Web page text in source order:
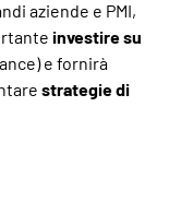
aziende e PMI,
investire su
e fornirà
strategie di